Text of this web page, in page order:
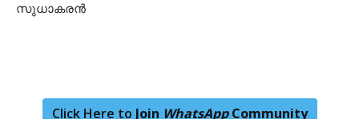
സുധാകരന്‍
Click Here to Join WhatsAppCommunity